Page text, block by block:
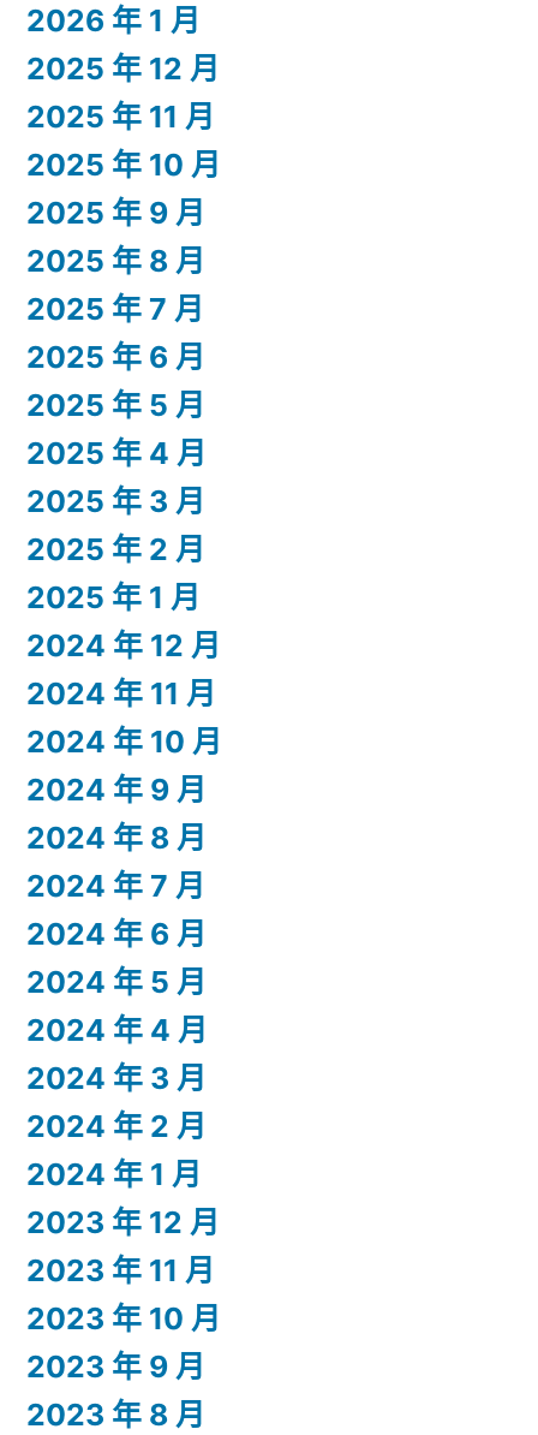
2026 年 1 月
2025 年 12 月
2025 年 11 月
2025 年 10 月
2025 年 9 月
2025 年 8 月
2025 年 7 月
2025 年 6 月
2025 年 5 月
2025 年 4 月
2025 年 3 月
2025 年 2 月
2025 年 1 月
2024 年 12 月
2024 年 11 月
2024 年 10 月
2024 年 9 月
2024 年 8 月
2024 年 7 月
2024 年 6 月
2024 年 5 月
2024 年 4 月
2024 年 3 月
2024 年 2 月
2024 年 1 月
2023 年 12 月
2023 年 11 月
2023 年 10 月
2023 年 9 月
2023 年 8 月